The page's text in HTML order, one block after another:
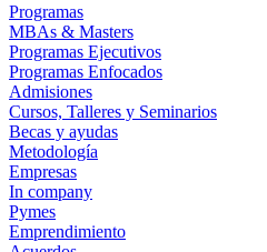
Programas
MBAs & Masters
Programas Ejecutivos
Programas Enfocados
Admisiones
Cursos, Talleres y Seminarios
Becas y ayudas
Metodología
Empresas
In company
Pymes
Emprendimiento